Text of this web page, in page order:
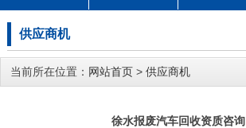
供应商机
当前所在位置： 网站首页 > 供应商机
徐水报废汽车回收资质咨询